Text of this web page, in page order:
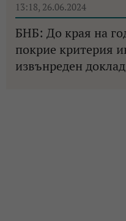
13:18, 26.06.2024
БНБ: До края на
покрие критерия
извънреден доклад